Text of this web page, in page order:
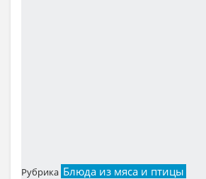
Рубрика Блюда из мяса и птицы